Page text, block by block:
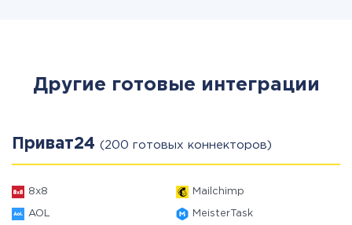
Другие готовые интеграции
Приват24 (200 готовых коннекторов)
8x8 Mailchimp
AOL MeisterTask